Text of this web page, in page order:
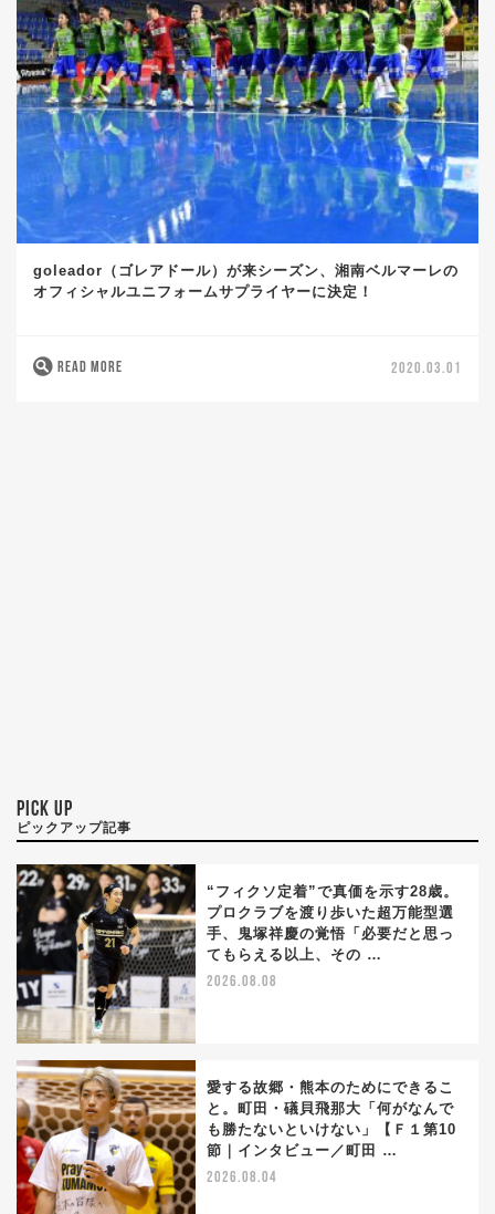
goleador（ゴレアドール）が来シーズン、湘南ベルマーレの
オフィシャルユニフォームサプライヤーに決定！
READ MORE 2020.03.01
PICK UP
ピックアップ記事
“フィクソ定着”で真価を示す28歳。
プロクラブを渡り歩いた超万能型選
手、鬼塚祥慶の覚悟「必要だと思っ
てもらえる以上、その …
2026.08.08
愛する故郷・熊本のためにできるこ
と。町田・礒貝飛那大「何がなんで
も勝たないといけない」【Ｆ１第10
節｜インタビュー／町田 …
2026.08.04